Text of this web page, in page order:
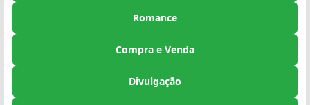
Romance
Compra e Venda
Divulgação